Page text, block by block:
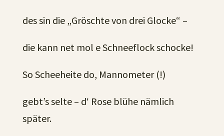
des sin die „Gröschte von drei Glocke“ –
die kann net mol e Schneeflock schocke!
So Scheeheite do, Mannometer (!)
gebt’s selte – d‘ Rose blühe nämlich
später.